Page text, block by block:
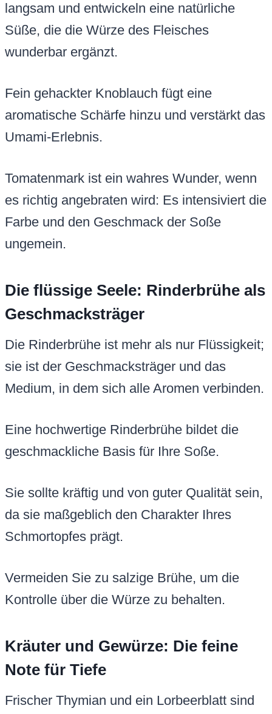
langsam und entwickeln eine natürliche
Süße, die die Würze des Fleisches
wunderbar ergänzt.
Fein gehackter Knoblauch fügt eine
aromatische Schärfe hinzu und verstärkt das
Umami-Erlebnis.
Tomatenmark ist ein wahres Wunder, wenn
es richtig angebraten wird: Es intensiviert die
Farbe und den Geschmack der Soße
ungemein.
Die flüssige Seele: Rinderbrühe als
Geschmacksträger
Die Rinderbrühe ist mehr als nur Flüssigkeit;
sie ist der Geschmacksträger und das
Medium, in dem sich alle Aromen verbinden.
Eine hochwertige Rinderbrühe bildet die
geschmackliche Basis für Ihre Soße.
Sie sollte kräftig und von guter Qualität sein,
da sie maßgeblich den Charakter Ihres
Schmortopfes prägt.
Vermeiden Sie zu salzige Brühe, um die
Kontrolle über die Würze zu behalten.
Kräuter und Gewürze: Die feine
Note für Tiefe
Frischer Thymian und ein Lorbeerblatt sind